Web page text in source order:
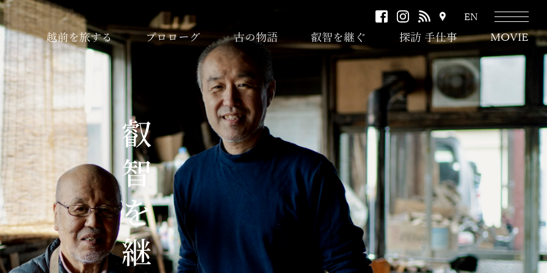
facebookinstagram
RSS
ク
セ
ス
EN
越前を旅する プロローグ 古の物語 叡智を継ぐ 探訪 手仕事 MOVIE